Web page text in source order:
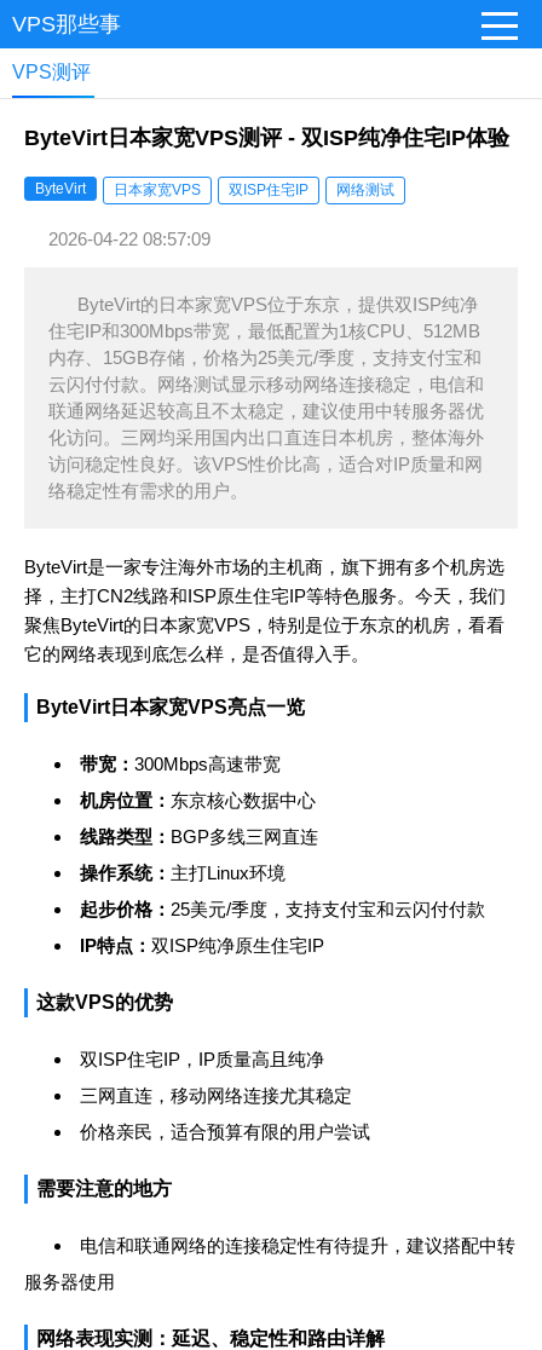
VPS那些事
VPS测评
ByteVirt日本家宽VPS测评 - 双ISP纯净住宅IP体验
ByteVirt 日本家宽VPS 双ISP住宅IP 网络测试
2026-04-22 08:57:09
ByteVirt的日本家宽VPS位于东京，提供双ISP纯净
住宅IP和300Mbps带宽，最低配置为1核CPU、512MB
内存、15GB存储，价格为25美元/季度，支持支付宝和
云闪付付款。网络测试显示移动网络连接稳定，电信和
联通网络延迟较高且不太稳定，建议使用中转服务器优
化访问。三网均采用国内出口直连日本机房，整体海外
访问稳定性良好。该VPS性价比高，适合对IP质量和网
络稳定性有需求的用户。
ByteVirt是一家专注海外市场的主机商，旗下拥有多个机房选
择，主打CN2线路和ISP原生住宅IP等特色服务。今天，我们
聚焦ByteVirt的日本家宽VPS，特别是位于东京的机房，看看
它的网络表现到底怎么样，是否值得入手。
ByteVirt日本家宽VPS亮点一览
带宽： 300Mbps高速带宽
机房位置： 东京核心数据中心
线路类型： BGP多线三网直连
操作系统： 主打Linux环境
起步价格： 25美元/季度，支持支付宝和云闪付付款
IP特点： 双ISP纯净原生住宅IP
这款VPS的优势
双ISP住宅IP，IP质量高且纯净
三网直连，移动网络连接尤其稳定
价格亲民，适合预算有限的用户尝试
需要注意的地方
电信和联通网络的连接稳定性有待提升，建议搭配中转
服务器使用
网络表现实测：延迟、稳定性和路由详解